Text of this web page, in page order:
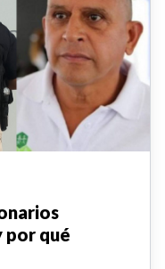
por qué